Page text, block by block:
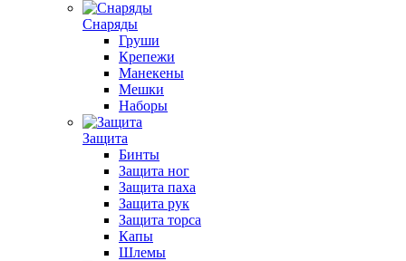
Снаряды
Груши
Крепежи
Манекены
Мешки
Наборы
Защита
Бинты
Защита ног
Защита паха
Защита рук
Защита торса
Капы
Шлемы